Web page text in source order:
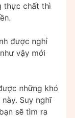
thực chất thì
được nghỉ
vậy mới
những khó
Suy nghĩ
sẽ tìm ra